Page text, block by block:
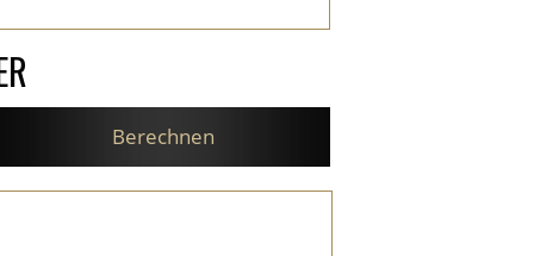
Berechnen